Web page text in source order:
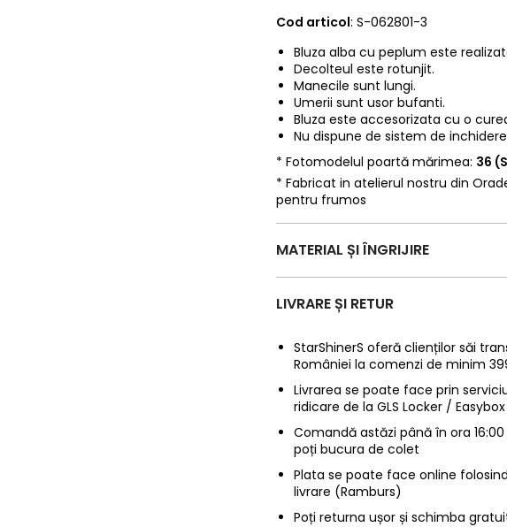
Cod articol: S-062801-3
Bluza alba cu peplum este
Decolteul este rotunjit.
Manecile sunt lungi.
Umerii sunt usor bufanti.
Bluza este accesorizata cu o
Nu dispune de sistem de
* Fotomodelul poartă mărimea: 36
* Fabricat in atelierul nostru din
pentru frumos
MATERIAL ȘI ÎNGRIJIRE
LIVRARE ȘI RETUR
StarShinerS oferă clienților săi
României la comenzi de minim
Livrarea se poate face prin
ridicare de la GLS Locker / Easybox
Comandă astăzi până în ora
poți bucura de colet
Plata se poate face online
livrare (Ramburs)
Poți returna ușor și schimba